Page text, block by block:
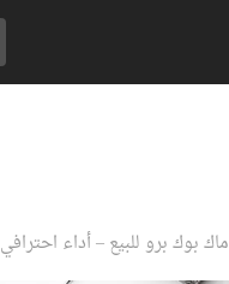
ماك بوك برو للبيع – أداء احترافي